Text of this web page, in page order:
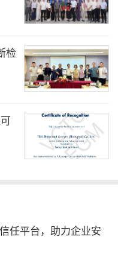
检
任平台，助力企业安